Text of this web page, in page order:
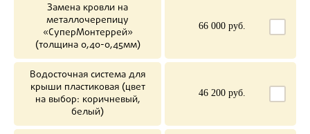
Замена кровли на
металлочерепицу
«СуперМонтеррей»
(толщина 0,40-0,45мм)
66 000 руб.
Водосточная система для
крыши пластиковая (цвет
на выбор: коричневый,
белый)
46 200 руб.